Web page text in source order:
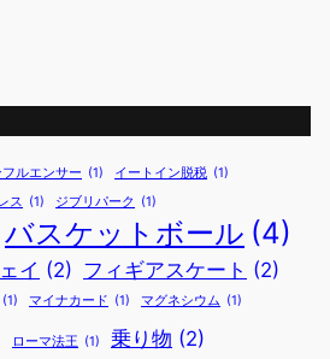
フルエンサー (1) イートイン脱税 (1)
ス (1) ジブリパーク (1)
バスケットボール (4)
イ (2) フィギアスケート (2)
(1) マイナカード (1) マグネシウム (1)
ローマ法王 (1) 乗り物 (2)